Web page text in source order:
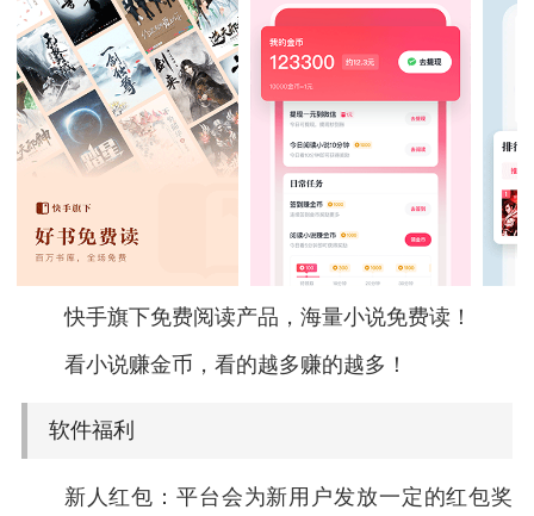
快手旗下免费阅读产品，海量小说免费读！
看小说赚金币，看的越多赚的越多！
软件福利
新人红包：平台会为新用户发放一定的红包奖